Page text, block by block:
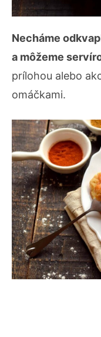
Necháme
a môžeme
prílohou alebo
omáčkami.